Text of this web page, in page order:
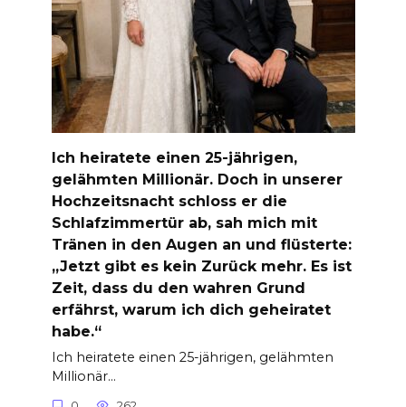
Ich heiratete einen 25-jährigen,
gelähmten Millionär. Doch in unserer
Hochzeitsnacht schloss er die
Schlafzimmertür ab, sah mich mit
Tränen in den Augen an und flüsterte:
„Jetzt gibt es kein Zurück mehr. Es ist
Zeit, dass du den wahren Grund
erfährst, warum ich dich geheiratet
habe.“
Ich heiratete einen 25-jährigen, gelähmten
Millionär…